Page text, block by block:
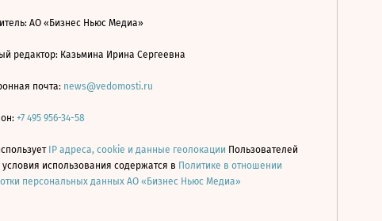
АО «Бизнес Ньюс Медиа»
редактор: Казьмина Ирина Сергеевна
почта: news@vedomosti.ru
+7 495 956-34-58
IP адреса, cookie и данные геолокации Пользователей
условия использования содержатся в Политике в отношении
персональных данных АО «Бизнес Ньюс Медиа»